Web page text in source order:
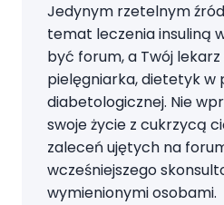
Jedynym rzetelnym
temat leczenia insuliną
być forum, a Twój
pielęgniarka, dietetyk w
diabetologicznej. Nie
swoje życie z cukrzycą
zaleceń ujętych na
wcześniejszego
wymienionymi osobami.